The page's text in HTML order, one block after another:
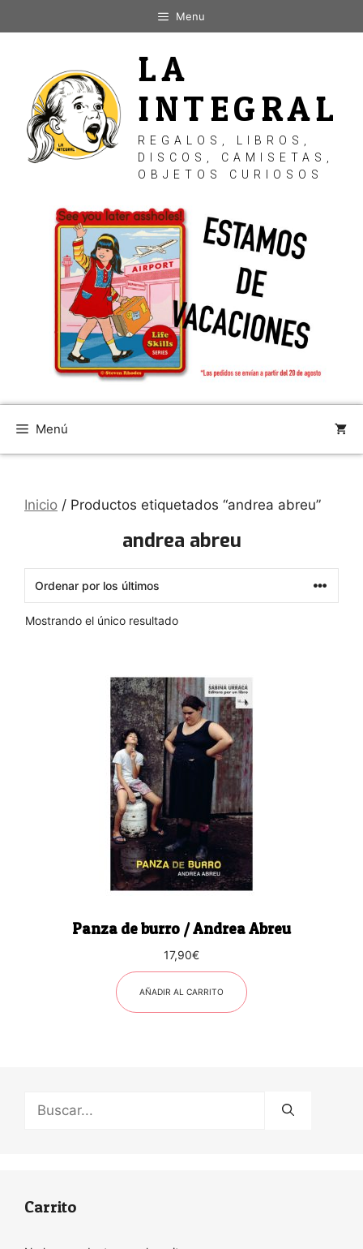
al
Menu
LA
INTEGRAL
REGALOS, LIBROS,
DISCOS, CAMISETAS,
OBJETOS CURIOSOS
Menú
Inicio / Productos etiquetados “andrea abreu”
andrea abreu
Mostrando el único resultado
Panza de burro / Andrea Abreu
17,90€
AÑADIR AL CARRITO
Carrito